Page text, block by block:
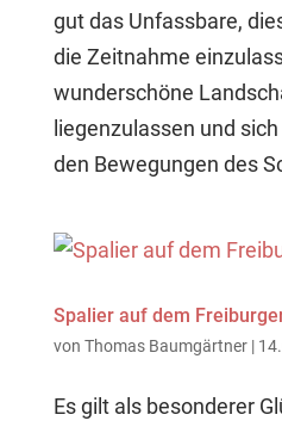
gut das Unfassbare,
die Zeitnahme
wunderschöne
liegenzulassen und
den Bewegungen des
Spalier auf dem
von Thomas Baumgärtner|
Es gilt als besonderer